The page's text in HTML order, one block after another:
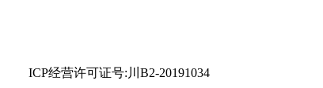
ICP经营许可证号:川B2-20191034